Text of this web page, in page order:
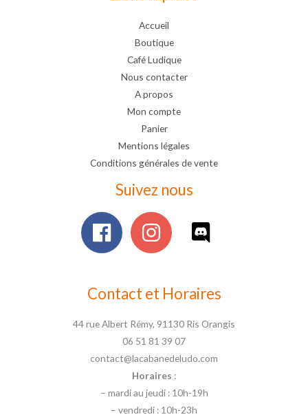
Accueil
Boutique
Café Ludique
Nous contacter
A propos
Mon compte
Panier
Mentions légales
Conditions générales de vente
Suivez nous
Contact et Horaires
44 rue Albert Rémy, 91130 Ris Orangis
06 51 81 39 07
contact@lacabanedeludo.com
Horaires :
– mardi au jeudi : 10h-19h
– vendredi : 10h-23h